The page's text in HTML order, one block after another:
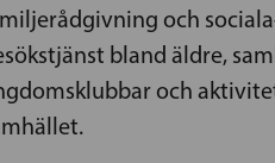
och
bland äldre,
och